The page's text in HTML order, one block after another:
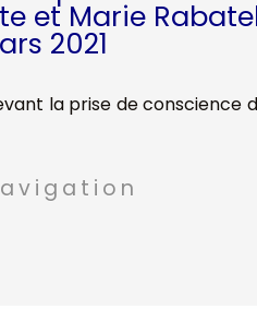
et Marie
2021
la prise de conscience